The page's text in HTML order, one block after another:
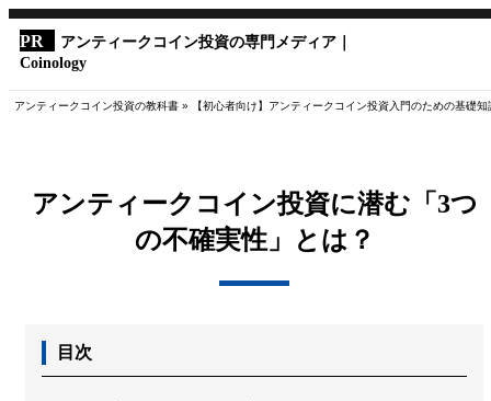
アンティークコイン投資の専門メディア｜
Coinology
アンティークコイン投資の教科書 » 【初心者向け】アンティークコイン投資入門のための基礎知
アンティークコイン投資に潜む「3つ
の不確実性」とは？
目次